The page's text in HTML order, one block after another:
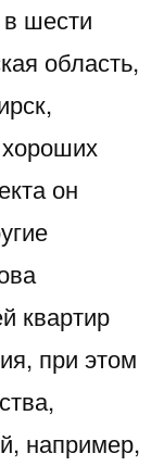
шести
область,
он
квартир
при этом
например,